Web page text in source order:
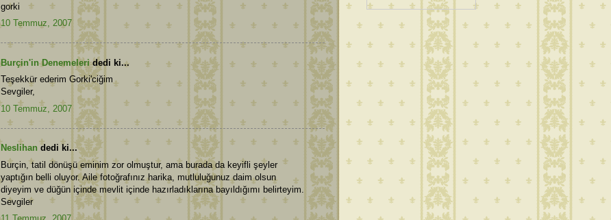
gorki
10 Temmuz, 2007
Burçin'in Denemeleridedi ki...
Teşekkür ederim Gorki'ciğim
Sevgiler,
10 Temmuz, 2007
Neslihan dedi ki...
Burçin, tatil dönüşü eminim zor olmuştur, ama burada da keyifli şeyler
yaptığın belli oluyor. Aile fotoğrafınız harika, mutluluğunuz daim olsun
diyeyim ve düğün içinde mevlit içinde hazırladıklarına bayıldığımı belirteyim.
Sevgiler